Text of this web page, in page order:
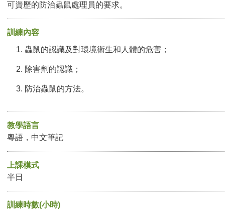
可資歷的防治蟲鼠處理員的要求。
訓練內容
蟲鼠的認識及對環境衞生和人體的危害；
除害劑的認識；
防治蟲鼠的方法。
教學語言
粵語，中文筆記
上課模式
半日
訓練時數(小時)